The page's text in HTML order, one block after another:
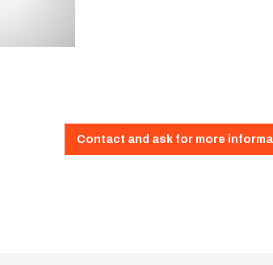
Contact and ask for more